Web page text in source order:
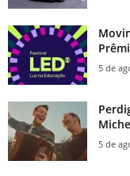
5 de
5 de